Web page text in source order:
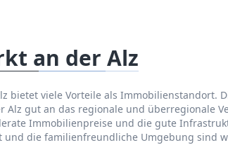
an der Alz
bietet viele Vorteile als Immobilienstandort.
Alz gut an das regionale und überregionale
Immobilienpreise und die gute
und die familienfreundliche Umgebung sind